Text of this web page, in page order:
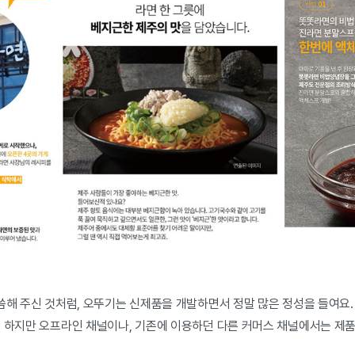
주신 것처럼, 오뚜기는 신제품을 개발하면서 정말 많은 정성을 들여
지만 오프라인 채널이나, 기존에 이용하던 다른 커머스 채널에서는 제